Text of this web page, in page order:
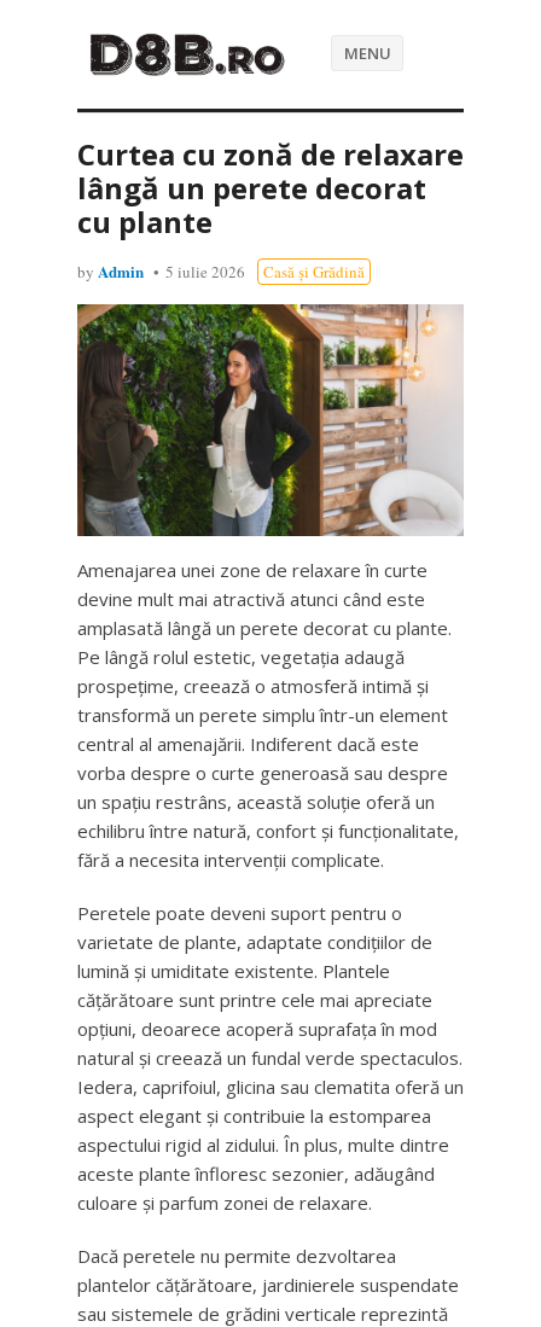
MENU
Curtea cu zonă de relaxare
lângă un perete decorat
cu plante
by Admin 5 iulie 2026 Casă și Grădină
Amenajarea unei zone de relaxare în curte
devine mult mai atractivă atunci când este
amplasată lângă un perete decorat cu plante.
Pe lângă rolul estetic, vegetația adaugă
prospețime, creează o atmosferă intimă și
transformă un perete simplu într-un element
central al amenajării. Indiferent dacă este
vorba despre o curte generoasă sau despre
un spațiu restrâns, această soluție oferă un
echilibru între natură, confort și funcționalitate,
fără a necesita intervenții complicate.
Peretele poate deveni suport pentru o
varietate de plante, adaptate condițiilor de
lumină și umiditate existente. Plantele
cățărătoare sunt printre cele mai apreciate
opțiuni, deoarece acoperă suprafața în mod
natural și creează un fundal verde spectaculos.
Iedera, caprifoiul, glicina sau clematita oferă un
aspect elegant și contribuie la estomparea
aspectului rigid al zidului. În plus, multe dintre
aceste plante înfloresc sezonier, adăugând
culoare și parfum zonei de relaxare.
Dacă peretele nu permite dezvoltarea
plantelor cățărătoare, jardinierele suspendate
sau sistemele de grădini verticale reprezintă